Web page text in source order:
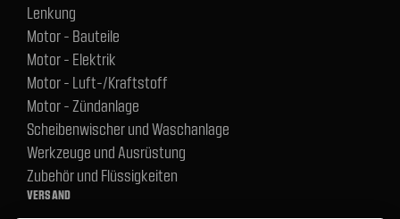
Lenkung
Motor - Bauteile
Motor - Elektrik
Motor - Luft-/Kraftstoff
Motor - Zündanlage
Scheibenwischer und Waschanlage
Werkzeuge und Ausrüstung
Zubehör und Flüssigkeiten
VERSAND